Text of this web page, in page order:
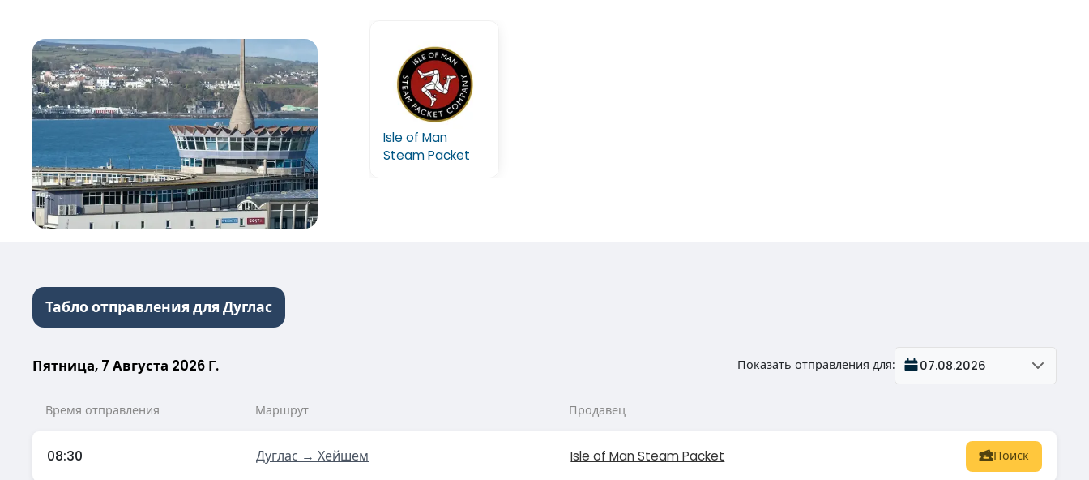
Isle of Man
Steam Packet
Табло отправления для Дуглас
Пятница, 7 Августа 2026 Г. Показать отправления для: 07.08.2026
Время отправления Маршрут Продавец
08:30 Дуглас → Хейшем Isle of Man Steam Packet Поиск